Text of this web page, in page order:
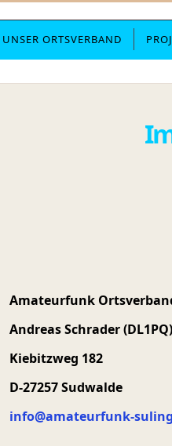
UNSER ORTSVERBAND
Amateurfunk
Andreas Schrader (DL1PQ)
Kiebitzweg 182
D-27257 Sudwalde
info@amateurfunk-